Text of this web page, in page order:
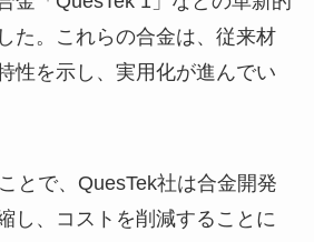
た。これらの合金は、従来材
性を示し、実用化が進んでい
とで、QuesTek社は合金開発
し、コストを削減することに